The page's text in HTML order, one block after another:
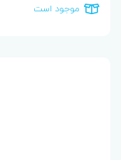
موجود است